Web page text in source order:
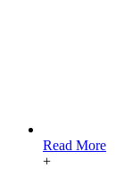
Read More
+